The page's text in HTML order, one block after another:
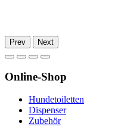
Prev Next
Online-Shop
Hundetoiletten
Dispenser
Zubehör